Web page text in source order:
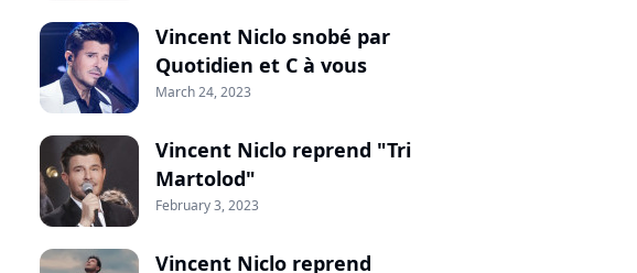
Vincent Niclo snobé par
Quotidien et C à vous
March 24, 2023
Vincent Niclo reprend "Tri
Martolod"
February 3, 2023
Vincent Niclo reprend